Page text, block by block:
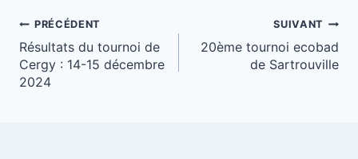
Navigation
de
l’article
PRÉCÉDENT
Résultats du tournoi de
Cergy : 14-15 décembre
2024
SUIVANT
20ème tournoi ecobad
de Sartrouville